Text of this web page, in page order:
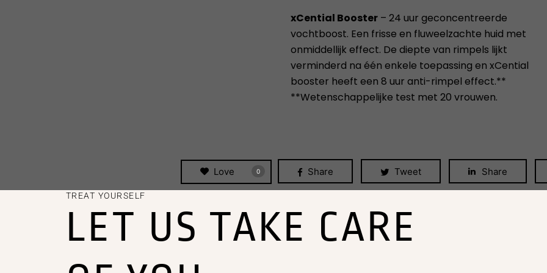
xCential Booster – 24 uur geconcentreerde
vochtboost. Een frisse en fluweelzachte huid met
onmiddellijk effect. De diepte van rimpels lijkt
verminderd na één enkele toepassing en xCential
booster heeft een 8 uur anti-rimpel effect.**
**Wetenschappelijke test met 20 vrouwen.
Love 0 Share Tweet Share
TREAT YOURSELF
LET US TAKE CARE